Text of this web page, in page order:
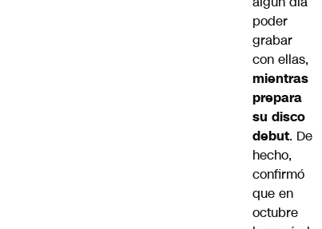
poder
grabar
con ellas,
mientras
prepara
su disco
debut. De
hecho,
confirmó
que en
octubre